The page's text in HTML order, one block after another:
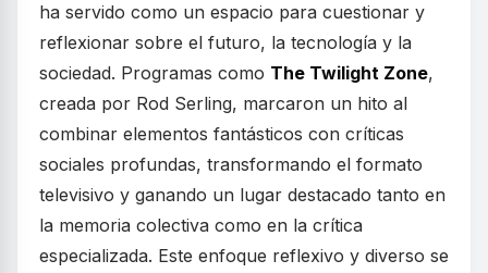
ha servido como un espacio para cuestionar y
reflexionar sobre el futuro, la tecnología y la
sociedad. Programas como The Twilight Zone,
creada por Rod Serling, marcaron un hito al
combinar elementos fantásticos con críticas
sociales profundas, transformando el formato
televisivo y ganando un lugar destacado tanto en
la memoria colectiva como en la crítica
especializada. Este enfoque reflexivo y diverso se